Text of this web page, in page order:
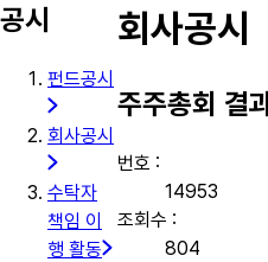
공시
펀드공시
회사공시
수탁자
책임 이
행 활동
회사공시
주주총회
번호 :
14953
조회수 :
804